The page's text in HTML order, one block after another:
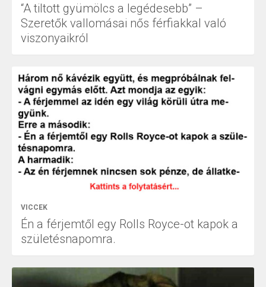
“A tiltott gyümölcs a legédesebb” –
Szeretők vallomásai nős férfiakkal való
viszonyaikról
VICCEK
Én a férjemtől egy Rolls Royce-ot kapok a
születésnapomra.